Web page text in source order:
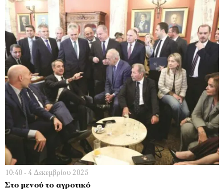
10:40 - 4 Δεκεμβρίου 2025
Στο μενού το αγροτικό